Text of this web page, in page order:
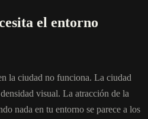
el entorno
la ciudad no funciona. La ciudad
visual. La atracción de la
nada en tu entorno se parece a los